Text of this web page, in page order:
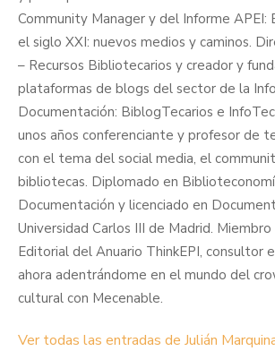
Community Manager y del Informe APEI:
el siglo XXI: nuevos medios y caminos.
– Recursos Bibliotecarios y creador y
plataformas de blogs del sector de la
Documentación: BiblogTecarios e
unos años conferenciante y profesor de
con el tema del social media, el
bibliotecas. Diplomado en
Documentación y licenciado en
Universidad Carlos III de Madrid.
Editorial del Anuario ThinkEPI, consultor
ahora adentrándome en el mundo del
cultural con Mecenable.
Ver todas las entradas de Julián